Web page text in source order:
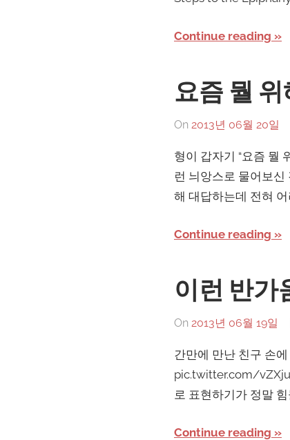
Continue reading
요즘 뭘
On 2013년 06월 20일
형이 갑자기 “요즘 뭘
런 늬앙스로 물어보신
해 대답하는데 전혀
Continue reading
이런 반가
On 2013년 06월 19일
간만에 만난 친구 손
pic.twitter.com/
로 표현하기가 정말
Continue reading